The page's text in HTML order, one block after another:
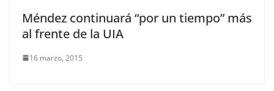
Méndez continuará “por un tiempo” más
al frente de la UIA
16 marzo, 2015